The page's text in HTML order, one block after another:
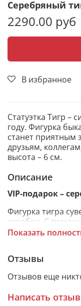
Серебряный
2290.00 руб
В избранное
Статуэтка Тигр –
году. Фигурка
станет
друзьям,
высота – 6 см.
Описание
VIP-подарок –
Фигурка тигра
серебра. С
изделию
которой состоит
серебра.
Показать
Отзывы
Отзывов еще
Написать отзыв